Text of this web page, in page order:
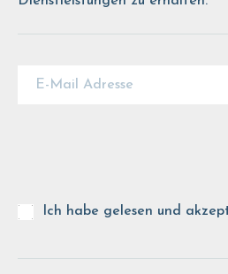
Ich habe gelesen und